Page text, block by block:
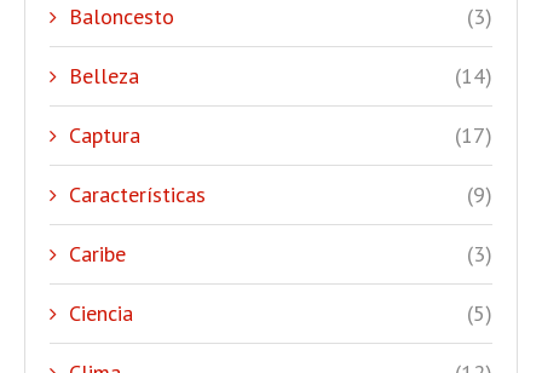
Baloncesto (3)
Belleza (14)
Captura (17)
Características (9)
Caribe (3)
Ciencia (5)